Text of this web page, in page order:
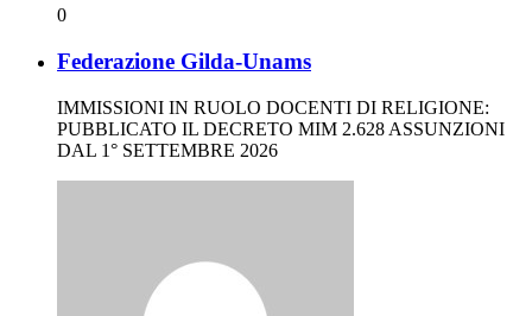
0
Federazione Gilda-Unams
IMMISSIONI IN RUOLO DOCENTI DI RELIGIONE:
PUBBLICATO IL DECRETO MIM 2.628 ASSUNZIONI
DAL 1° SETTEMBRE 2026